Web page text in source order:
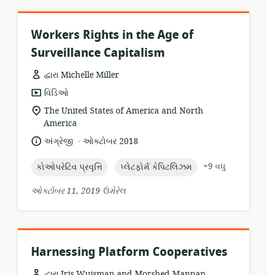
Workers Rights in the Age of
Surveillance Capitalism
દ્વારા Michelle Miller
સંસાધન
બંધારણ:
વિડિઓ
સુસંગતતા
સ્થાન:
The United States of America and North
America
ભાષા:અંગ્રેજી .
પ્રકાશન
ઓક્ટોબર 2018
topic:
કોઓપરેટિવ પ્રવૃત્તિ topic:
પ્લેટફોર્મ કેપિટલિઝમ
+9 વધુ
ઓક્ટોબર 11, 2019 ઉમેરેલ
Harnessing Platform Cooperatives